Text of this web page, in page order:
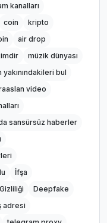
kanalları
coin
kripto
air drop
müzik dünyası
bul
video
sansürsüz haberler
İfşa
Deepfake
adresi